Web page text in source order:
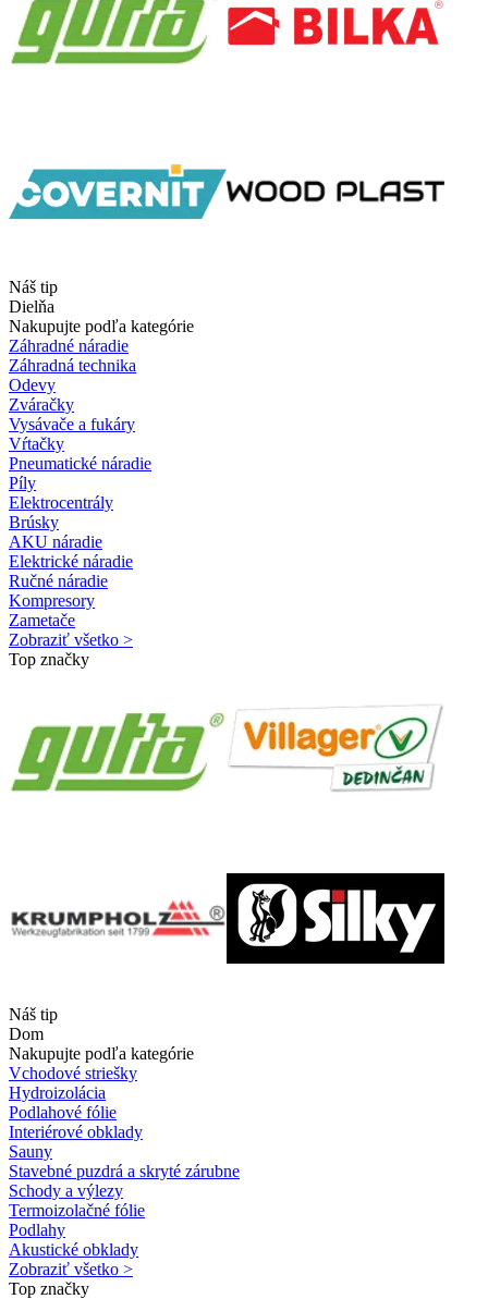
Náš tip
Dielňa
Nakupujte podľa kategórie
Záhradné náradie
Záhradná technika
Odevy
Zváračky
Vysávače a fukáry
Vŕtačky
Pneumatické náradie
Píly
Elektrocentrály
Brúsky
AKU náradie
Elektrické náradie
Ručné náradie
Kompresory
Zametače
Zobraziť všetko >
Top značky
Náš tip
Dom
Nakupujte podľa kategórie
Vchodové striešky
Hydroizolácia
Podlahové fólie
Interiérové obklady
Sauny
Stavebné puzdrá a skryté zárubne
Schody a výlezy
Termoizolačné fólie
Podlahy
Akustické obklady
Zobraziť všetko >
Top značky